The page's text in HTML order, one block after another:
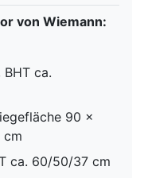
von Wiemann:
ca.
90 x
cm
ca. 60/50/37 cm